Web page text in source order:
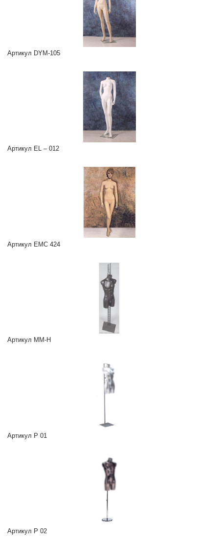
Артикул DYM-105
Артикул EL – 012
Артикул EMC 424
Артикул MM-H
Артикул P 01
Артикул P 02